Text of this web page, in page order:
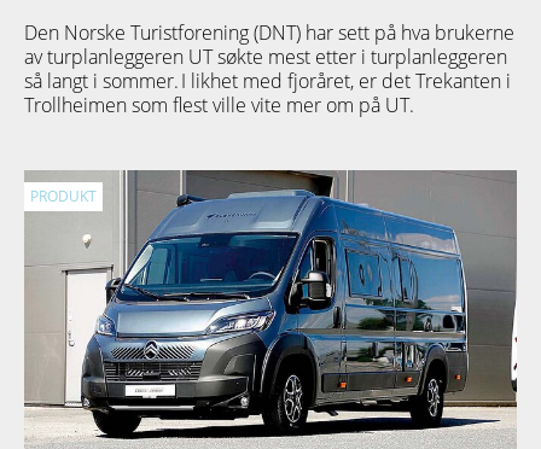
Den Norske Turistforening (DNT) har sett på hva brukerne
av turplanleggeren UTsøkte mest etter i turplanleggeren
så langt i sommer. I likhet med fjoråret, er det Trekanten i
Trollheimen som flest ville vite mer om på UT.
PRODUKT